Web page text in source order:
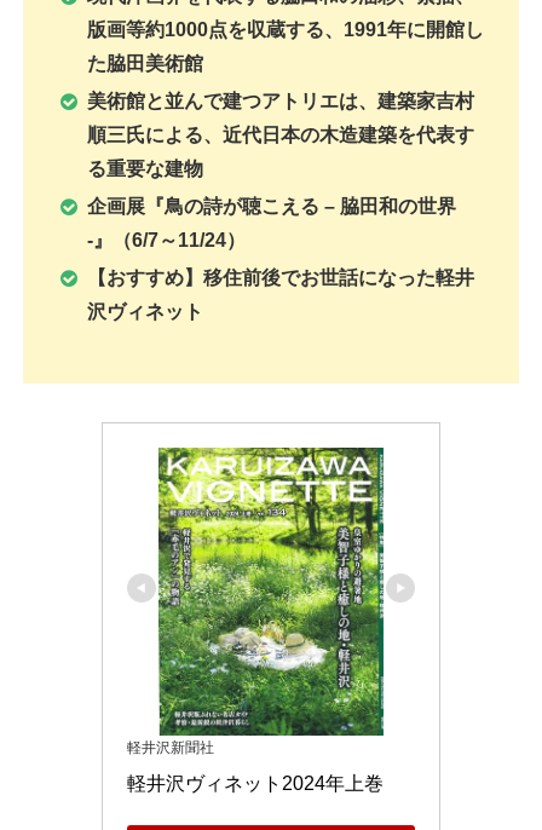
版画等約1000点を収蔵する、1991年に開館し
た脇田美術館
美術館と並んで建つアトリエは、建築家吉村
順三氏による、近代日本の木造建築を代表す
る重要な建物
企画展 『鳥の詩が聴こえる – 脇田和の世界
-』
（6/7～11/24）
【おすすめ】移住前後でお世話になった軽井
沢ヴィネット
軽井沢新聞社
軽井沢ヴィネット2024年上巻